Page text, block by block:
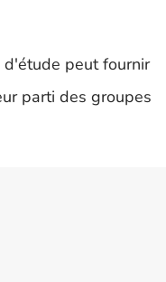
peut fournir
parti des groupes